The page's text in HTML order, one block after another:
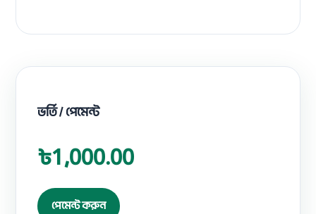
ভর্তি / পেমেন্ট
৳1,000.00
পেমেন্ট করুন